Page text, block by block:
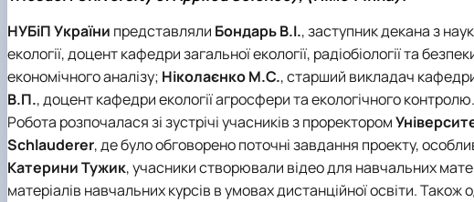
НУБіП України представляли Бондарь В.І., заступник декана з
екології, доцент кафедри загальної екології, радіобіології та
економічного аналізу; Ніколаєнко М.С., старший викладач
В.П., доцент кафедри екології агросфери та екологічного контролю.
Робота розпочалася зі зустрічі учасників з проректором
Schlauderer, де було обговорено поточні завдання проекту,
Катерини Тужик, учасники створювали відео для навчальних
матеріалів навчальних курсів в умовах дистанційної освіти.